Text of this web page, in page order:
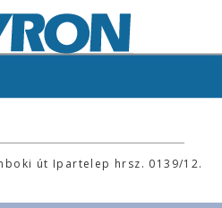
út Ipartelep hrsz. 0139/12.